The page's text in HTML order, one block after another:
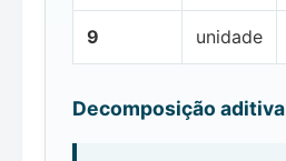
9 unidade
Decomposição aditiva